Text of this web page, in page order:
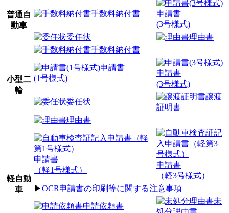
普通自
動車
手数料納付書
申請書
(3号様式)
委任状
理由書
小型二
輪
手数料納付書
申請書
(1号様式)
申請書
(3号様式)
委任状
譲渡
証明書
理由書
軽自動
車
申請書
（軽1号様式）
申請書
（軽3号様式）
▶OCR申請書の印刷等に関する注意事項
申請依頼書
未